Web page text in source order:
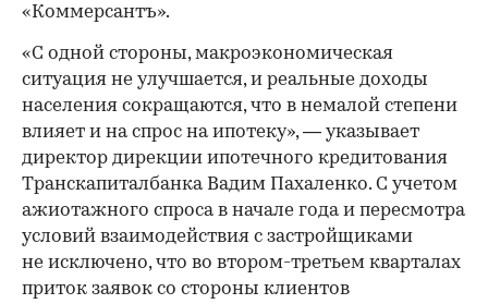
«Коммерсантъ».
«С одной стороны, макроэкономическая
ситуация не улучшается, и реальные доходы
населения сокращаются, что в немалой степени
влияет и на спрос на ипотеку», — указывает
директор дирекции ипотечного кредитования
Транскапиталбанка Вадим Пахаленко. С учетом
ажиотажного спроса в начале года и пересмотра
условий взаимодействия с застройщиками
не исключено, что во втором-третьем кварталах
приток заявок со стороны клиентов